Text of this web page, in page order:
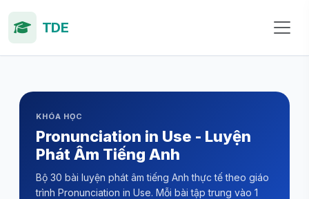
TDE
KHÓA HỌC
Pronunciation in Use - Luyện
Phát Âm Tiếng Anh
Bộ 30 bài luyện phát âm tiếng Anh thực tế theo giáo
trình Pronunciation in Use. Mỗi bài tập trung vào 1